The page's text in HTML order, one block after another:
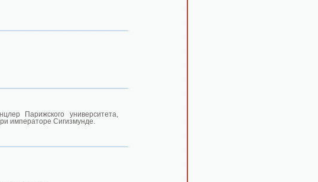
Парижского университета,
императоре Сигизмунде.